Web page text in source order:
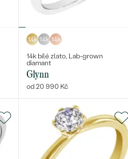
14k 14k 14k
14k bílé zlato, Lab-grown
diamant
Glynn
od 20 990 Kč